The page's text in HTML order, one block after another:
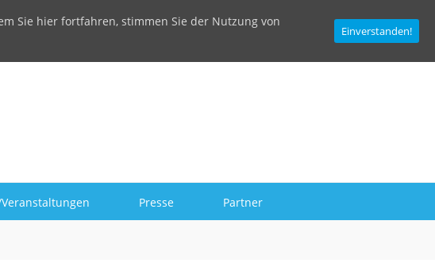
Presse Partner
Sie hier fortfahren, stimmen Sie der Nutzung von
Einverstanden!